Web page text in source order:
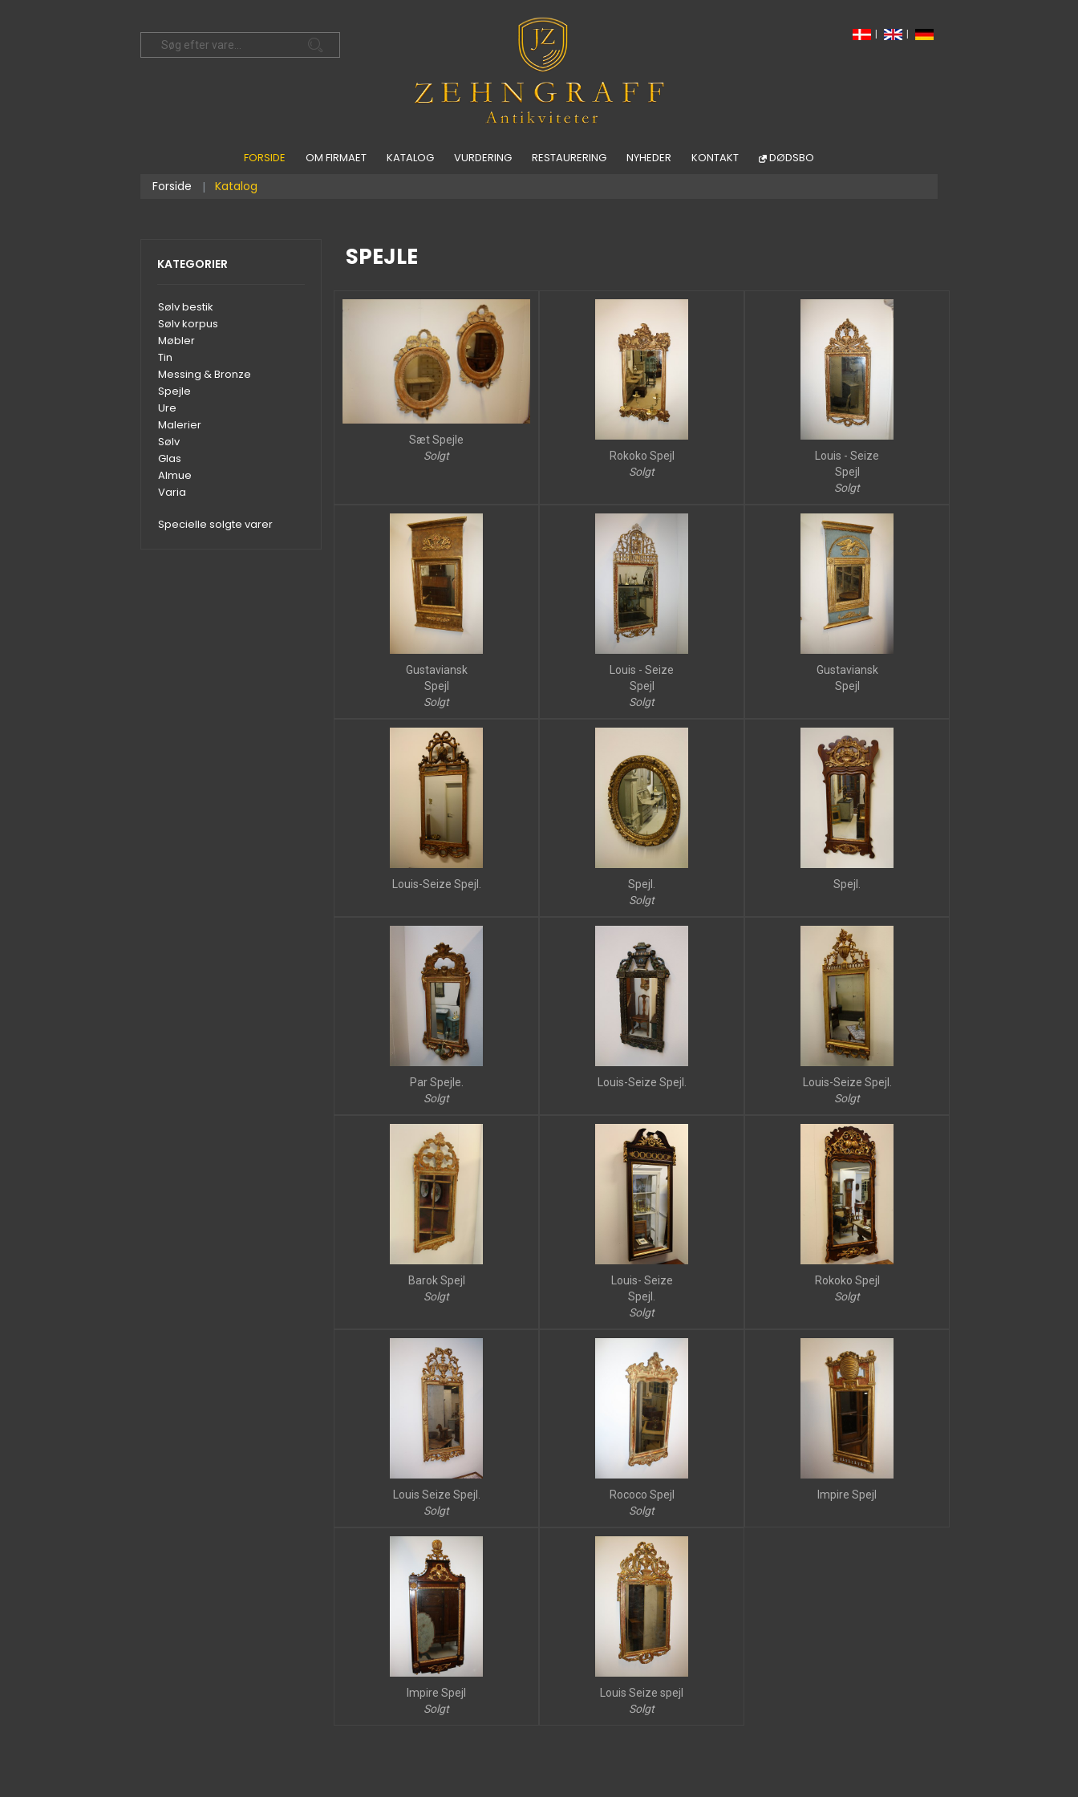
| |
FORSIDE OM FIRMAET KATALOG VURDERING RESTAURERING NYHEDER KONTAKT DØDSBO
Forside Katalog
SPEJLE
Sæt Spejle
Solgt
Rokoko Spejl
Solgt
Louis - Seize
Spejl
Solgt
Gustaviansk
Spejl
Solgt
Louis - Seize
Spejl
Solgt
Gustaviansk
Spejl
Louis-Seize Spejl.
Spejl.
Solgt
Spejl.
Par Spejle.
Solgt
Louis-Seize Spejl.
Louis-Seize Spejl.
Solgt
Barok Spejl
Solgt
Louis- Seize
Spejl.
Solgt
Rokoko Spejl
Solgt
Louis Seize Spejl.
Solgt
Rococo Spejl
Solgt
Impire Spejl
Impire Spejl
Solgt
Louis Seize spejl
Solgt
KATEGORIER
Sølv bestik
Sølv korpus
Møbler
Tin
Messing & Bronze
Spejle
Ure
Malerier
Sølv
Glas
Almue
Varia
Specielle solgte varer